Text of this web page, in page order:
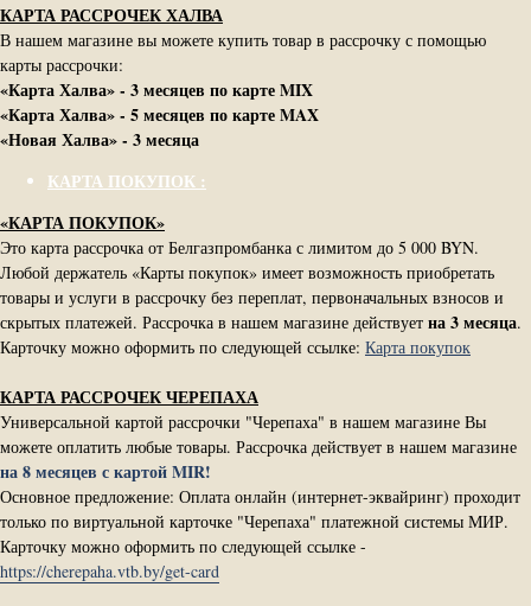
КАРТА РАССРОЧЕК ХАЛВА
В нашем магазине вы можете купить товар в рассрочку с помощью
карты рассрочки:
«Карта Халва» - 3 месяцев по карте MIX
«Карта Халва» - 5 месяцев по карте MAX
«Новая Халва» - 3 месяца
КАРТА ПОКУПОК :
«КАРТА ПОКУПОК»
Это карта рассрочка от Белгазпромбанка с лимитом до 5 000 BYN.
Любой держатель «Карты покупок» имеет возможность приобретать
товары и услуги в рассрочку без переплат, первоначальных взносов и
скрытых платежей. Рассрочка в нашем магазине действует на 3 месяца.
Карточку можно оформить по следующей ссылке: Карта покупок
КАРТА РАССРОЧЕК ЧЕРЕПАХА
Универсальной картой рассрочки "Черепаха" в нашем магазине Вы
можете оплатить любые товары. Рассрочка действует в нашем магазине
на 8 месяцев с картой MIR!
Основное предложение: Оплата онлайн (интернет-эквайринг) проходит
только по виртуальной карточке "Черепаха" платежной системы МИР.
Карточку можно оформить по следующей ссылке -
https://cherepaha.vtb.by/get-card